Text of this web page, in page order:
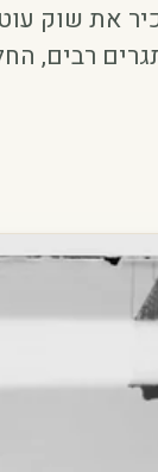
את שוק
רבים, החל